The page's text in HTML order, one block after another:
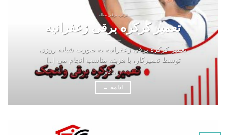
کرکره برقی مقاله
تعمیر کرکره برقی زعفرانیه
تعمیر کرکره برقی زعفرانیه به صورت شبانه روزی
توسط تعمیرکار، با هزینه مناسب انجام می [...]
1 دیدگاه